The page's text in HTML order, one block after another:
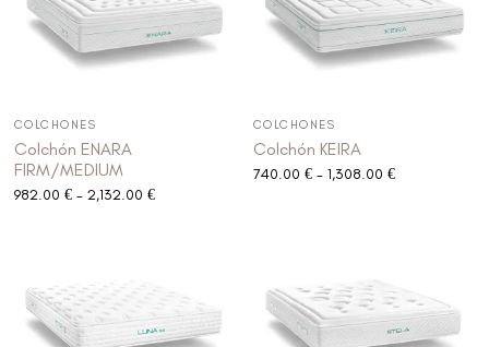
COLCHONES
Colchón ENARA
FIRM/MEDIUM
982.00 € - 2,132.00 €
COLCHONES
Colchón KEIRA
740.00 € - 1,308.00 €